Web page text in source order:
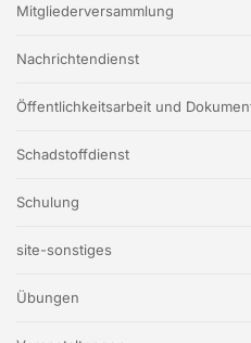
Mitgliederversammlung
Nachrichtendienst
Öffentlichkeitsarbeit und
Schadstoffdienst
Schulung
site-sonstiges
Übungen